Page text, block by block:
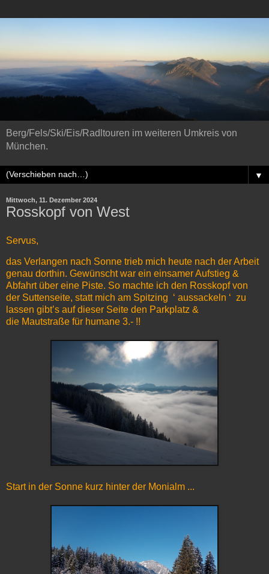
Berg/Fels/Ski/Eis/Radltouren im weiteren Umkreis von
München.
▼
Mittwoch, 11. Dezember 2024
Rosskopf von West
Servus,
das Verlangen nach Sonne trieb mich heute nach der Arbeit
genau dorthin. Gewünscht war ein einsamer Aufstieg &
Abfahrt über eine Piste. So machte ich den Rosskopf von
der Suttenseite, statt mich am Spitzing ‘ aussackeln ‘ zu
lassen gibt’s auf dieser Seite den Parkplatz &
die Mautstraße für humane 3.- !!
Start in der Sonne kurz hinter der Monialm ...